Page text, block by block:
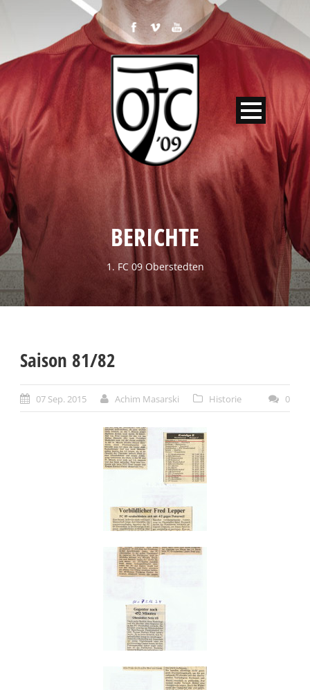
BERICHTE
1. FC 09 Oberstedten
Saison 81/82
07 Sep. 2015 Achim Masarski Historie 0